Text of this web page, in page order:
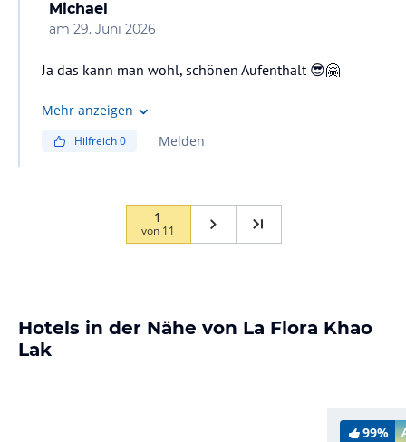
Michael
am 29. Juni 2026
Ja das kann man wohl, schönen Aufenthalt 😎🤗
Mehr anzeigen
Hilfreich0 Melden
1
von 11
Hotels in der Nähe von La Flora Khao
Lak
99%